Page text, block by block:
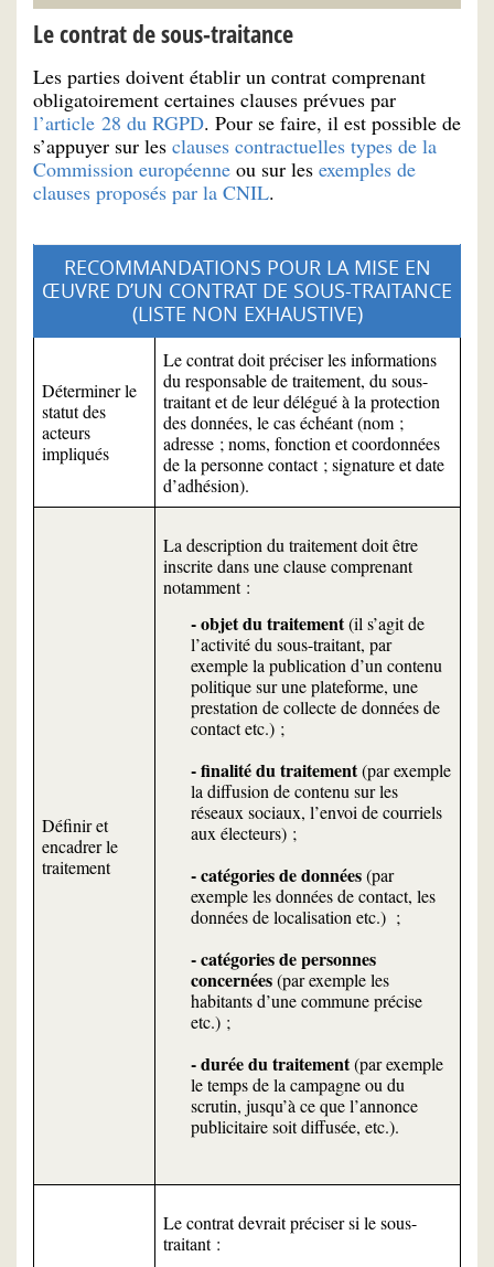
Le contrat de sous-traitance
Les parties doivent établir un contrat comprenant
obligatoirement certaines clauses prévues par
l’article 28 du RGPD. Pour se faire, il est possible de
s’appuyer sur les clauses contractuelles types de la
Commission européenne ou sur les exemples de
clauses proposés par la CNIL.
RECOMMANDATIONS POUR LA MISE EN
ŒUVRE D’UN CONTRAT DE SOUS-TRAITANCE
(LISTE NON EXHAUSTIVE)
Déterminer le
statut des
acteurs
impliqués
Le contrat doit préciser les informations
du responsable de traitement, du sous-
traitant et de leur délégué à la protection
des données, le cas échéant (nom ;
adresse ; noms, fonction et coordonnées
de la personne contact ; signature et date
d’adhésion).
Définir et
encadrer le
traitement
La description du traitement doit être
inscrite dans une clause comprenant
notamment :
- objet du traitement(il s’agit de
l’activité du sous-traitant, par
exemple la publication d’un contenu
politique sur une plateforme, une
prestation de collecte de données de
contact etc.) ;
- finalité du traitement(par exemple
la diffusion de contenu sur les
réseaux sociaux, l’envoi de courriels
aux électeurs) ;
- catégories de données(par
exemple les données de contact, les
données de localisation etc.) ;
- catégories de personnes
concernées(par exemple les
habitants d’une commune précise
etc.) ;
- durée du traitement(par exemple
le temps de la campagne ou du
scrutin, jusqu’à ce que l’annonce
publicitaire soit diffusée, etc.).
Le contrat devrait préciser si le sous-
traitant :